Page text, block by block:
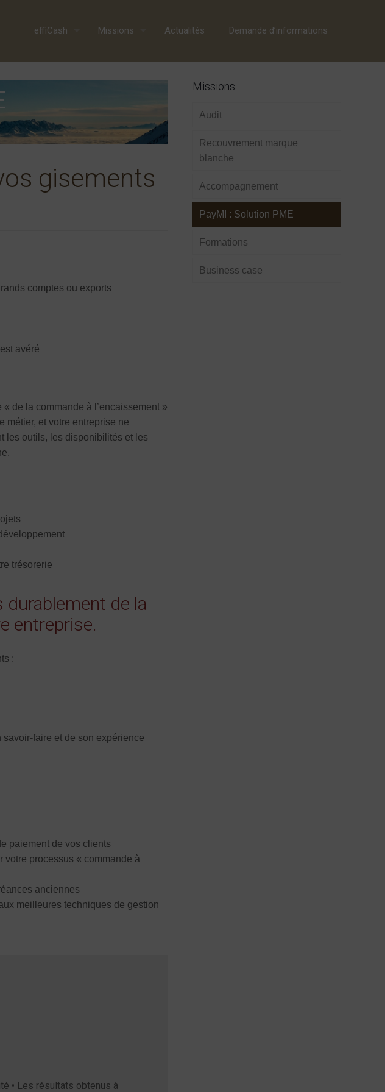
effiCash Missions Actualités Demande d’informations
gisements
comptes ou exports
avéré
« de la commande à l’encaissement »
métier, et votre entreprise ne
les outils, les disponibilités et les
trésorerie
de la
entreprise.
:
faire et de son expérience
paiement de vos clients
votre processus « commande à
anciennes
meilleures techniques de gestion
• Les résultats obtenus à
Missions
Audit
Recouvrement marque
blanche
Accompagnement
PayMI : Solution PME
Formations
Business case